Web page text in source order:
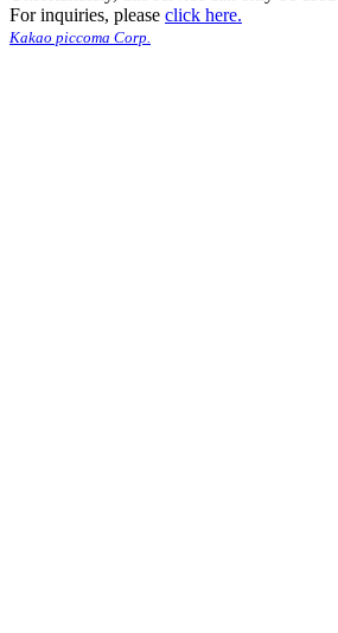
For inquiries, please click here.
Kakao piccoma Corp.